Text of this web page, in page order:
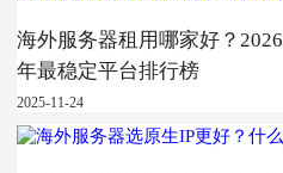
海外服务器租用哪家好？2026
年最稳定平台排行榜
2025-11-24